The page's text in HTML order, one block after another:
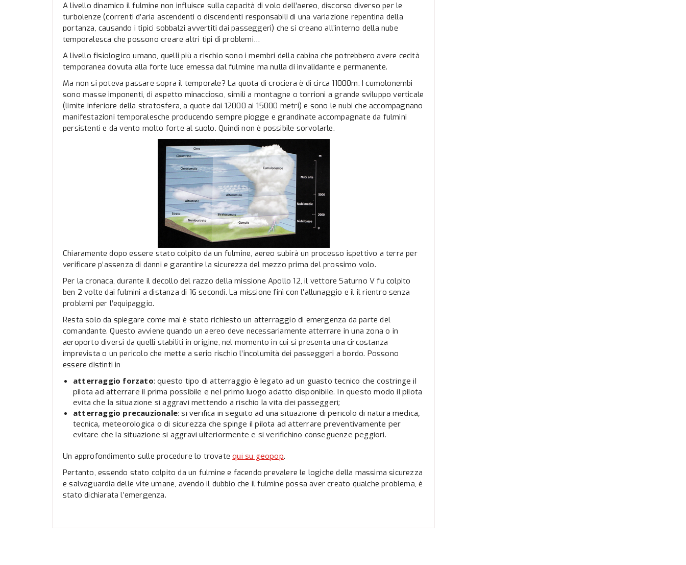
A livello dinamico il fulmine non influisce sulla capacità di volo dell’aereo, discorso diverso per le
turbolenze (correnti d’aria ascendenti o discendenti responsabili di una variazione repentina della
portanza, causando i tipici sobbalzi avvertiti dai passeggeri) che si creano all’interno della nube
temporalesca che possono creare altri tipi di problemi…
A livello fisiologico umano, quelli più a rischio sono i membri della cabina che potrebbero avere cecità
temporanea dovuta alla forte luce emessa dal fulmine ma nulla di invalidante e permanente.
Ma non si poteva passare sopra il temporale? La quota di crociera è di circa 11000m. I cumolonembi
sono masse imponenti, di aspetto minaccioso, simili a montagne o torrioni a grande sviluppo verticale
(limite inferiore della stratosfera, a quote dai 12000 ai 15000 metri) e sono le nubi che accompagnano
manifestazioni temporalesche producendo sempre piogge e grandinate accompagnate da fulmini
persistenti e da vento molto forte al suolo. Quindi non è possibile sorvolarle.
Chiaramente dopo essere stato colpito da un fulmine, aereo subirà un processo ispettivo a terra per
verificare p’assenza di danni e garantire la sicurezza del mezzo prima del prossimo volo.
Per la cronaca, durante il decollo del razzo della missione Apollo 12, il vettore Saturno V fu colpito
ben 2 volte dai fulmini a distanza di 16 secondi. La missione finì con l’allunaggio e il il rientro senza
problemi per l’equipaggio.
Resta solo da spiegare come mai è stato richiesto un atterraggio di emergenza da parte del
comandante. Questo avviene quando un aereo deve necessariamente atterrare in una zona o in
aeroporto diversi da quelli stabiliti in origine, nel momento in cui si presenta una circostanza
imprevista o un pericolo che mette a serio rischio l’incolumità dei passeggeri a bordo. Possono
essere distinti in
atterraggio forzato: questo tipo di atterraggio è legato ad un guasto tecnico che costringe il
pilota ad atterrare il prima possibile e nel primo luogo adatto disponibile. In questo modo il pilota
evita che la situazione si aggravi mettendo a rischio la vita dei passeggeri;
atterraggio precauzionale: si verifica in seguito ad una situazione di pericolo di natura medica,
tecnica, meteorologica o di sicurezza che spinge il pilota ad atterrare preventivamente per
evitare che la situazione si aggravi ulteriormente e si verifichino conseguenze peggiori.
Un approfondimento sulle procedure lo trovatequi su geopop.
Pertanto, essendo stato colpito da un fulmine e facendo prevalere le logiche della massima sicurezza
e salvaguardia delle vite umane, avendo il dubbio che il fulmine possa aver creato qualche problema, è
stato dichiarata l’emergenza.